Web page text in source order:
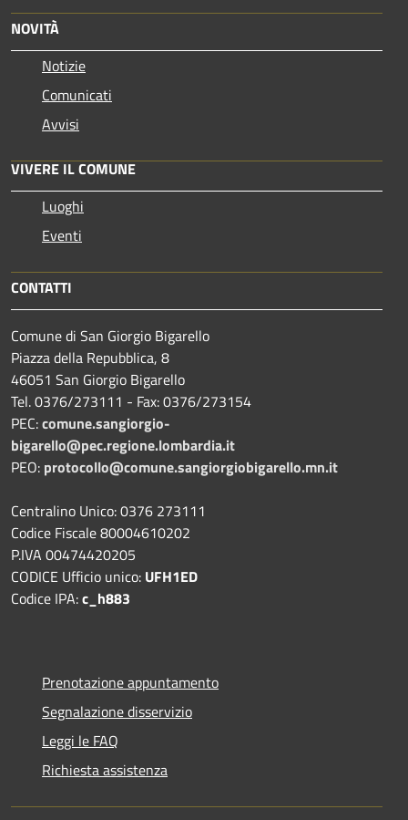
NOVITÀ
Notizie
Comunicati
Avvisi
VIVERE IL COMUNE
Luoghi
Eventi
CONTATTI
Comune di San Giorgio Bigarello
Piazza della Repubblica, 8
46051 San Giorgio Bigarello
Tel. 0376/273111 - Fax: 0376/273154
PEC:comune.sangiorgio-
bigarello@pec.regione.lombardia.it
PEO: protocollo@comune.sangiorgiobigarello.mn.it
Centralino Unico: 0376 273111
Codice Fiscale 80004610202
P.IVA 00474420205
CODICE Ufficio unico: UFH1ED
Codice IPA:c_h883
Prenotazione appuntamento
Segnalazione disservizio
Leggi le FAQ
Richiesta assistenza